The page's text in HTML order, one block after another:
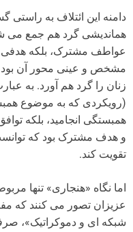
دامنه این ائتلاف به راستی
هماندیشی گرد هم جمع می
عواطف مشترک، بلکه
مشخص و عینی محور آن بود
زنان را گرد هم آورد. به
(رویکردی که به موضوع
همبستگی انجامید، بلکه
و هدف مشترک بود که
تقویت کند.
اما نگاه «هنجاری» تنها
عزیزان تصور می کنند که
شبکه ای و دموکراتیک»،